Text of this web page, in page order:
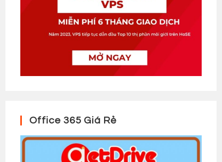
Office 365 Giá Rẻ